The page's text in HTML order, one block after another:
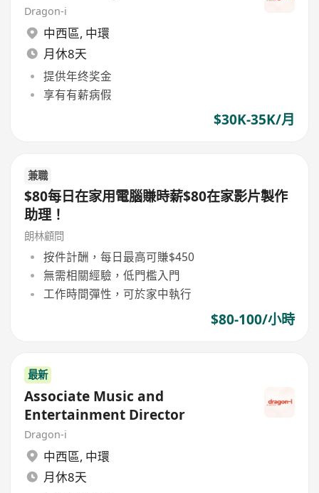
Dragon-i
中西區, 中環
月休8天
提供年终奖金
享有有薪病假
$30K-35K/月
兼職
$80每日在家用電腦賺時薪$80在家影片製作
助理！
朗林顧問
按件計酬，每日最高可賺$450
無需相關經驗，低門檻入門
工作時間彈性，可於家中執行
$80-100/小時
最新
Associate Music and
Entertainment Director
Dragon-i
中西區, 中環
月休8天